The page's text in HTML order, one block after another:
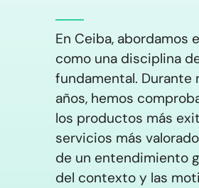
En Ceiba, abordamos
como una disciplina
fundamental. Durante
años, hemos
los productos más
servicios más
de un entendimiento
del contexto y las